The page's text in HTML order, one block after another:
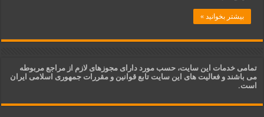
بیشتر بخوانید »
تمامی خدمات این سایت، حسب مورد دارای مجوزهای لازم از مراجع مربوطه
می باشند و فعالیت های این سایت تابع قوانین و مقررات جمهوری اسلامی ایران
است.